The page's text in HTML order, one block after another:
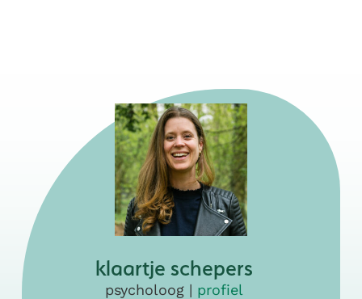
klaartje schepers
psycholoog | profiel